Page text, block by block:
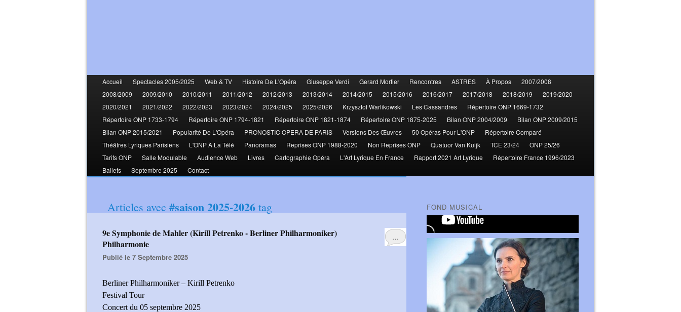
Accueil Spectacles 2005/2025 Web & TV Histoire De L'Opéra Giuseppe Verdi Gerard Mortier Rencontres ASTRES À Propos
2007/2008
2008/2009
2009/2010 2010/2011 2011/2012 2012/2013 2013/2014 2014/2015 2015/2016 2016/2017 2017/2018 2018/2019
2019/2020
2020/2021
2021/2022 2022/2023 2023/2024 2024/2025 2025/2026 Krzysztof Warlikowski Les Cassandres
Répertoire ONP 1669-1732
Répertoire ONP 1733-1794
Répertoire ONP 1794-1821 Répertoire ONP 1821-1874 Répertoire ONP 1875-2025 Bilan ONP 2004/2009
Bilan ONP 2009/2015
Bilan ONP 2015/2021
Popularité De L'Opéra PRONOSTIC OPERA DE PARIS Versions Des Œuvres 50 Opéras Pour L'ONP
Répertoire Comparé
Théâtres Lyriques Parisiens
L'ONP À La Télé Panoramas Reprises ONP 1988-2020 Non Reprises ONP Quatuor Van Kuijk TCE 23/24
ONP 25/26
Tarifs ONP
Salle Modulable Audience Web Livres Cartographie Opéra L'Art Lyrique En France Rapport 2021 Art Lyrique
Répertoire France 1996/2023
Ballets
Septembre 2025 Contact
Articles avec #saison 2025-2026 tag
…
9e Symphonie de Mahler (Kirill Petrenko - Berliner Philharmoniker)
Philharmonie
Publié le 7 Septembre 2025
Berliner Philharmoniker – Kirill Petrenko
Festival Tour
Concert du 05 septembre 2025
FOND MUSICAL